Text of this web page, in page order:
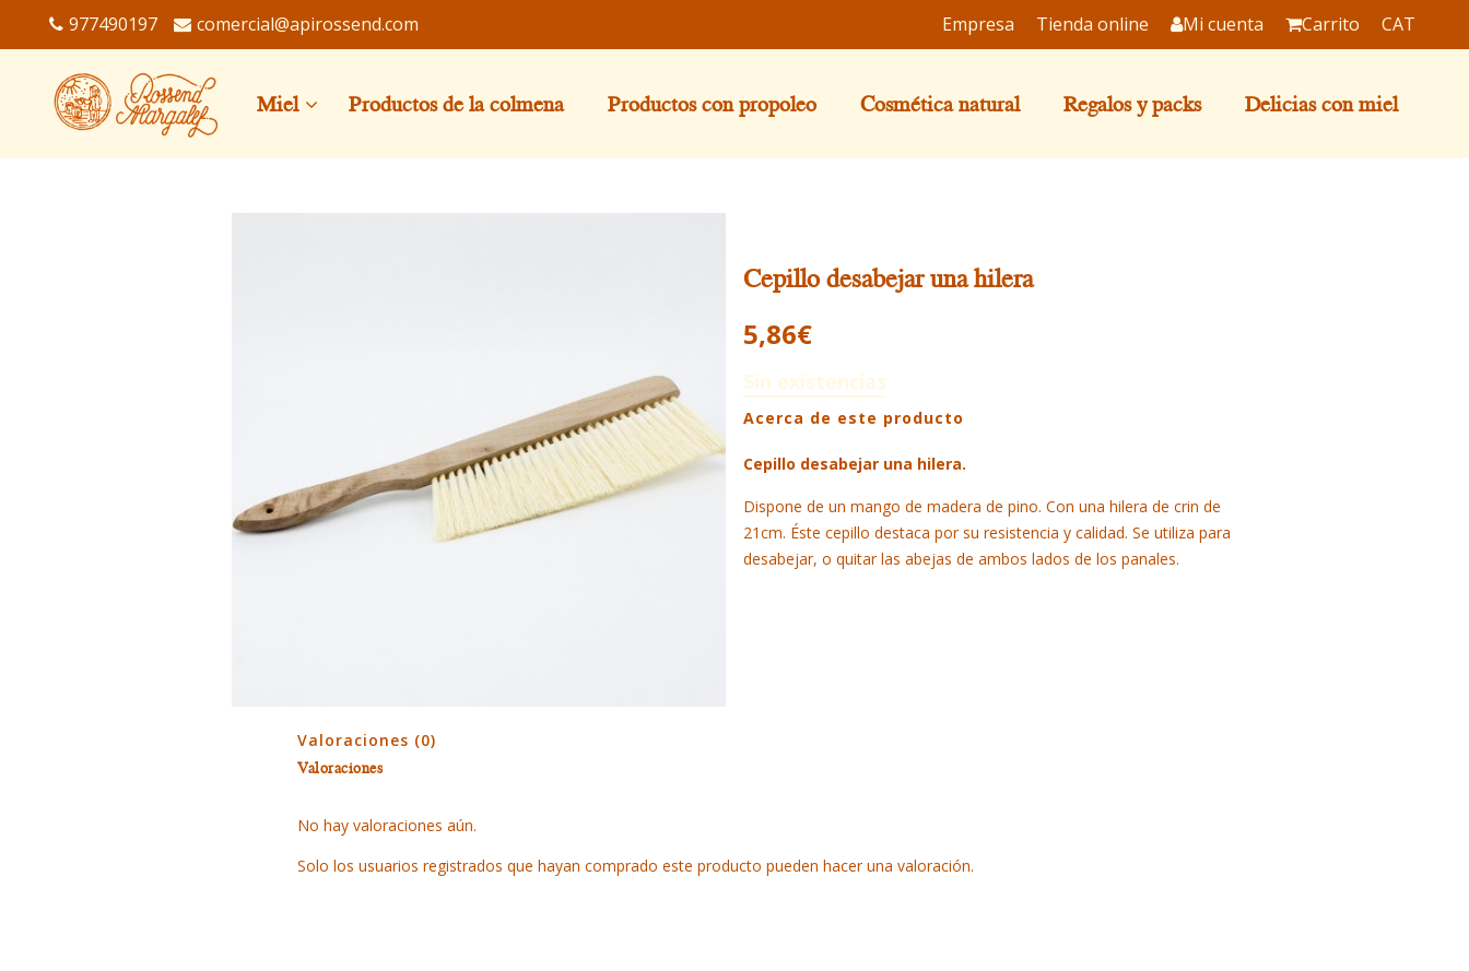
977490197 comercial@apirossend.com Empresa Tienda online Mi cuenta Carrito CAT
Miel Productos de la colmena Productos con propoleo Cosmética natural Regalos y packs Delicias con miel
Cepillo desabejar una hilera
5,86€
Sin existencias
Acerca de este producto
Cepillo desabejar una hilera.
Dispone de un mango de madera de pino. Con una hilera de crin de
21cm. Éste cepillo destaca por su resistencia y calidad. Se utiliza para
desabejar, o quitar las abejas de ambos lados de los panales.
Valoraciones (0)
Valoraciones
No hay valoraciones aún.
Solo los usuarios registrados que hayan comprado este producto pueden hacer una valoración.